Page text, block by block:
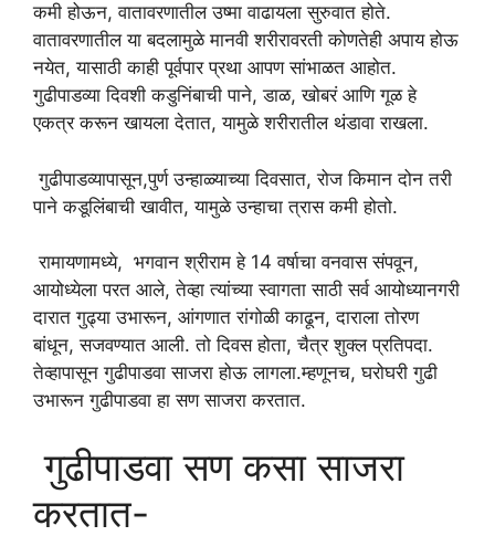
कमी होऊन, वातावरणातील उष्मा वाढायला सुरुवात होते.
वातावरणातील या बदलामुळे मानवी शरीरावरती कोणतेही अपाय होऊ
नयेत, यासाठी काही पूर्वपार प्रथा आपण सांभाळत आहोत.
गुढीपाडव्या दिवशी कडुनिंबाची पाने, डाळ, खोबरं आणि गूळ हे
एकत्र करून खायला देतात, यामुळे शरीरातील थंडावा राखला.
गुढीपाडव्यापासून,पुर्ण उन्हाळ्याच्या दिवसात, रोज किमान दोन तरी
पाने कडूलिंबाची खावीत, यामुळे उन्हाचा त्रास कमी होतो.
रामायणामध्ये, भगवान श्रीराम हे 14 वर्षाचा वनवास संपवून,
आयोध्येला परत आले, तेव्हा त्यांच्या स्वागता साठी सर्व आयोध्यानगरी
दारात गुढ्या उभारून, आंगणात रांगोळी काढून, दाराला तोरण
बांधून, सजवण्यात आली. तो दिवस होता, चैत्र शुक्ल प्रतिपदा.
तेव्हापासून गुढीपाडवा साजरा होऊ लागला.म्हणूनच, घरोघरी गुढी
उभारून गुढीपाडवा हा सण साजरा करतात.
गुढीपाडवा सण कसा साजरा
करतात-